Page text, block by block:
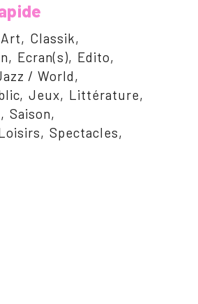
Classik
Ecran(s)
Edito
/ World
Jeux
Littérature
Saison
Spectacles